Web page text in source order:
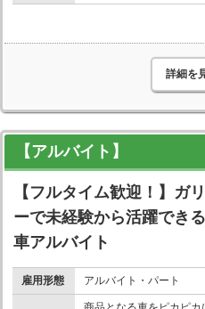
詳細を
【アルバイト】
【フルタイム歓迎！】ガ
ーで未経験から活躍でき
車アルバイト
雇用形態 アルバイト・パート